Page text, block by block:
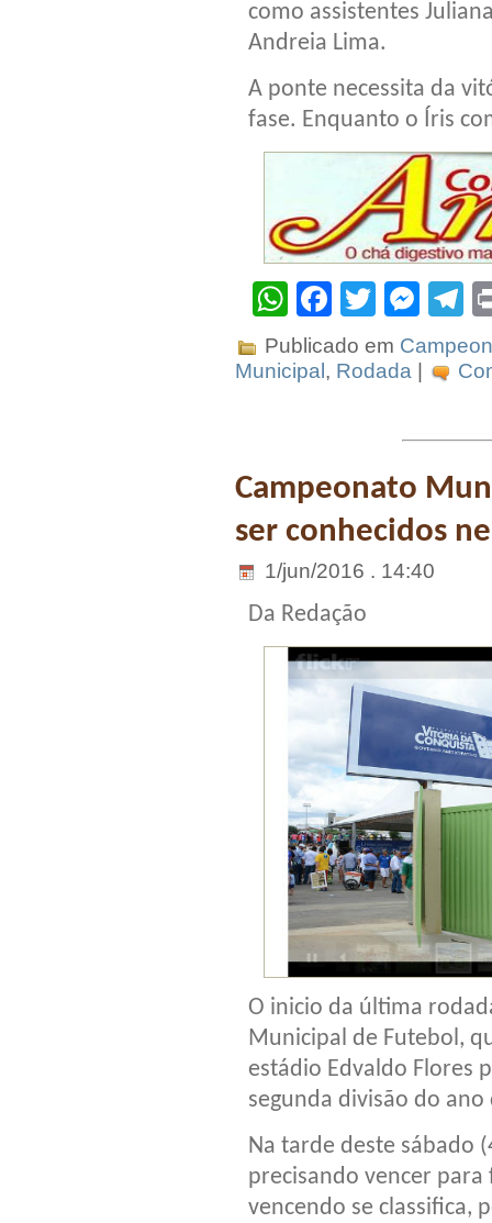
como assistentes
Andreia Lima.
A ponte necessita da
fase. Enquanto o Íris
WhatsApp
Facebook
Twitter
Publicado em
Municipal, Rodada |
Campeonato
ser conhecidos
1/jun/2016 . 14:40
Da Redação
O inicio da última
Municipal de Futebol,
estádio Edvaldo Flores
segunda divisão do ano
Na tarde deste sábado
precisando vencer
vencendo se classifica,